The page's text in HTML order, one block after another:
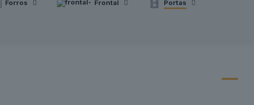
Forros Frontal Portas